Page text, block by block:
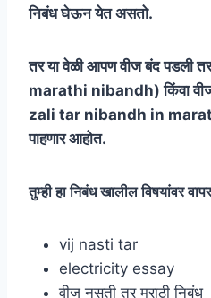
निबंध घेऊन येत असतो.
तर या वेळी आपण वीज बंद पडली
marathi nibandh) किंवा
zali tar nibandh in
पाहणार आहोत.
तुम्ही हा निबंध खालील विषयांवर
vij nasti tar
electricity essay
वीज नसती तर मराठी निबंध